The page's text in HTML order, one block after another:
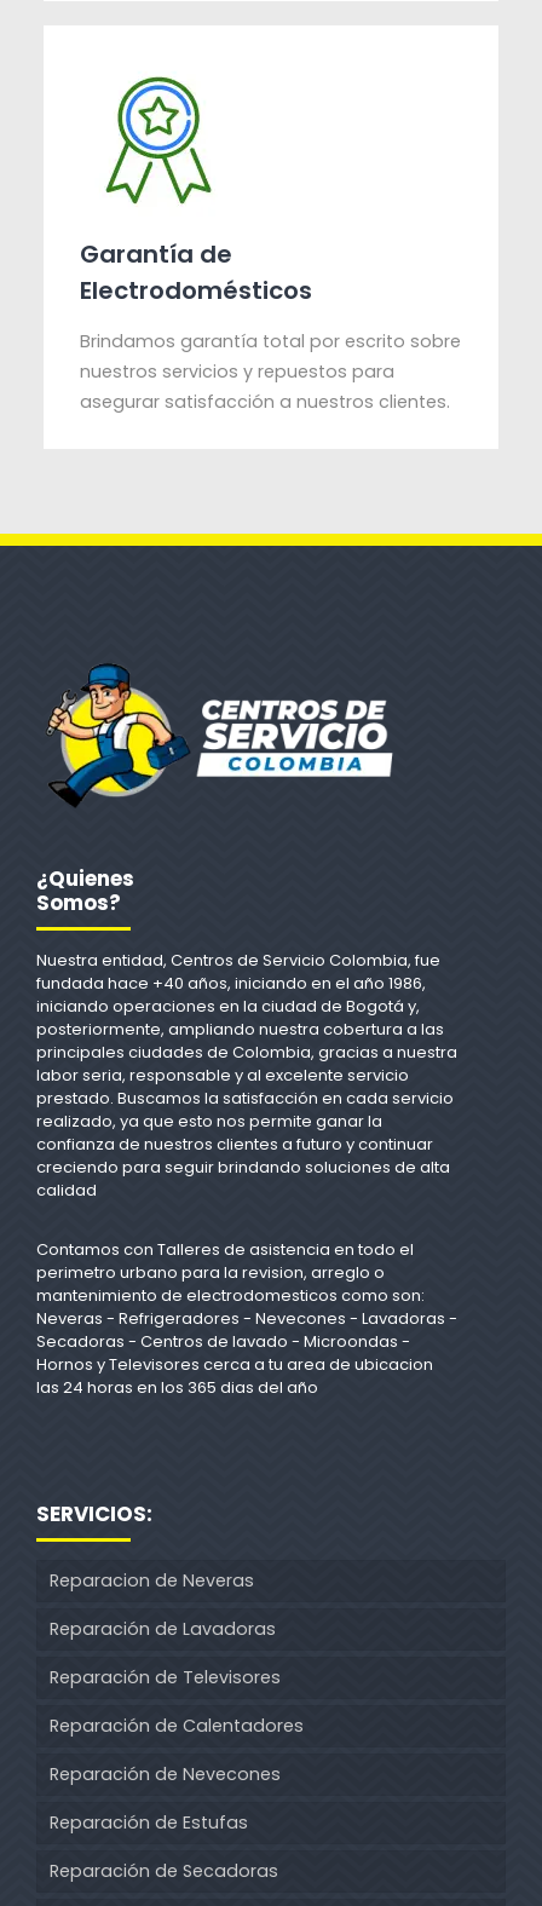
Garantía de
Electrodomésticos
Brindamos garantía total por escrito sobre
nuestros servicios y repuestos para
asegurar satisfacción a nuestros clientes.
¿Quienes
Somos?
Nuestra entidad, Centros de Servicio Colombia, fue
fundada hace +40 años, iniciando en el año 1986,
iniciando operaciones en la ciudad de Bogotá y,
posteriormente, ampliando nuestra cobertura a las
principales ciudades de Colombia, gracias a nuestra
labor seria, responsable y al excelente servicio
prestado. Buscamos la satisfacción en cada servicio
realizado, ya que esto nos permite ganar la
confianza de nuestros clientes a futuro y continuar
creciendo para seguir brindando soluciones de alta
calidad
Contamos con Talleres de asistencia en todo el
perimetro urbano para la revision, arreglo o
mantenimiento de electrodomesticos como son:
Neveras - Refrigeradores - Nevecones - Lavadoras -
Secadoras - Centros de lavado - Microondas -
Hornos y Televisores cerca a tu area de ubicacion
las 24 horas en los 365 dias del año
SERVICIOS:
Reparacion de Neveras
Reparación de Lavadoras
Reparación de Televisores
Reparación de Calentadores
Reparación de Nevecones
Reparación de Estufas
Reparación de Secadoras